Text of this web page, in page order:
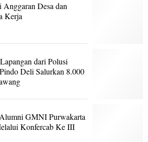
Desa dan
Kerja
dari Polusi
Deli Salurkan 8.000
GMNI Purwakarta
Konfercab Ke III